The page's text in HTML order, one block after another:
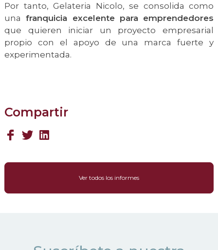
Por tanto, Gelateria Nicolo, se consolida como
una franquicia excelente para emprendedores
que quieren iniciar un proyecto empresarial
propio con el apoyo de una marca fuerte y
experimentada.
Compartir
Ver todos los informes